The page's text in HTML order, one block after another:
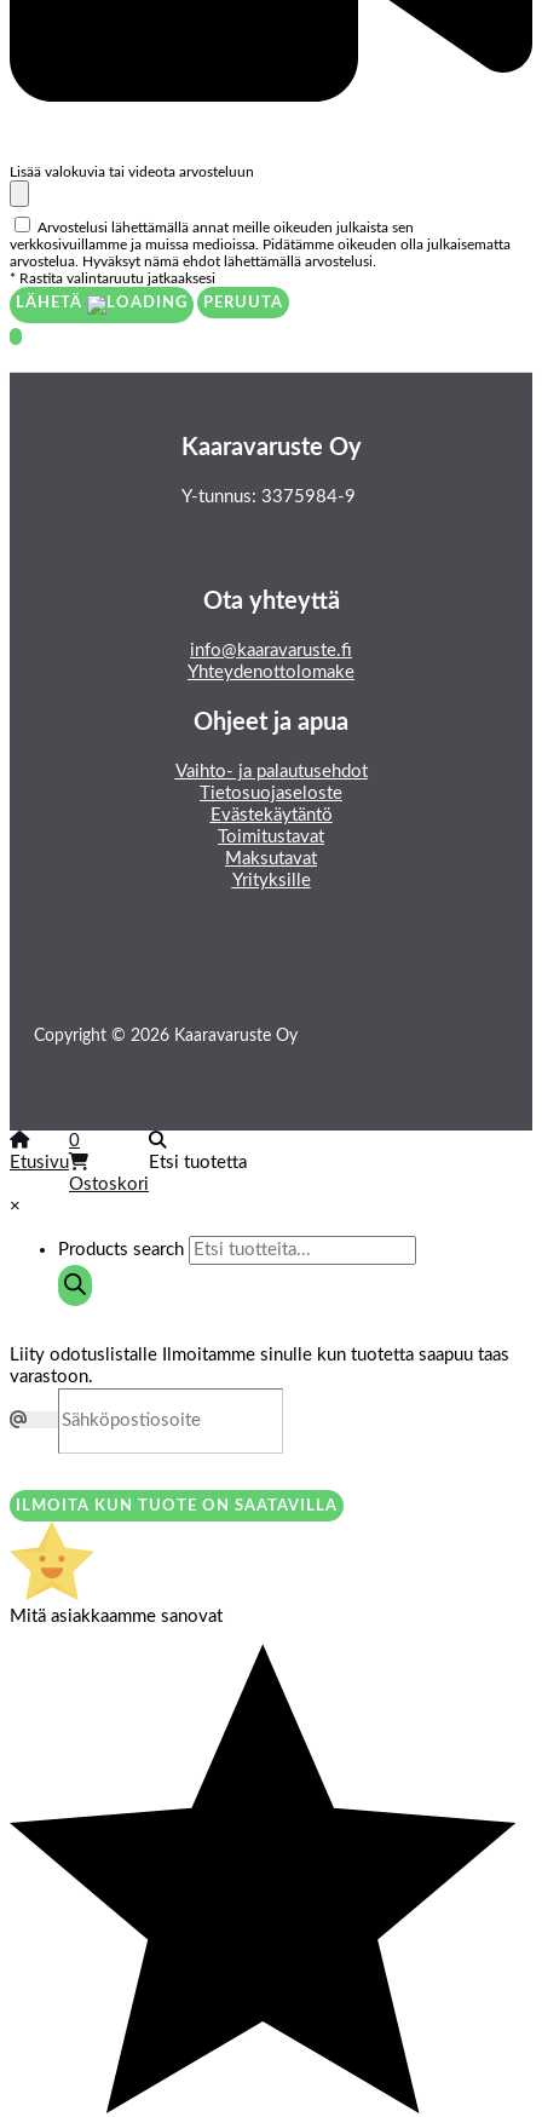
Lisää valokuvia tai videota arvosteluun
Arvostelusi lähettämällä annat meille oikeuden julkaista sen
verkkosivuillamme ja muissa medioissa. Pidätämme oikeuden olla julkaisematta
arvostelua. Hyväksyt nämä ehdot lähettämällä arvostelusi.
* Rastita valintaruutu jatkaaksesi
LÄHETÄ
PERUUTA
Kaaravaruste Oy
Y-tunnus: 3375984-9
Ota yhteyttä
info@kaaravaruste.fi
Yhteydenottolomake
Ohjeet ja apua
Vaihto- ja palautusehdot
Tietosuojaseloste
Evästekäytäntö
Toimitustavat
Maksutavat
Yrityksille
Copyright © 2026 Kaaravaruste Oy
Etusivu
0
Ostoskori
Etsi tuotetta
×
Products search
Liity odotuslistalle
Ilmoitamme sinulle kun tuotetta saapuu taas
varastoon.
ILMOITA KUN TUOTE ON SAATAVILLA
Mitä asiakkaamme sanovat